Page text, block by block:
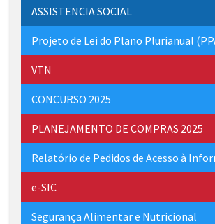
ASSISTENCIA SOCIAL
Projeto de Lei do Plano Plurianual
VTN
CONCURSO 2025
PLANEJAMENTO DE COMPRAS 2025
Relatório de Pedidos de Acesso à
e-SIC
Segurança Alimentar e Nutricional